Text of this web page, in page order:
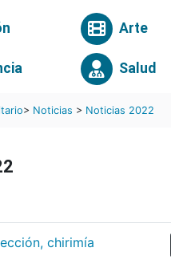
Arte
Salud
> Noticias > Noticias 2022
chirimía